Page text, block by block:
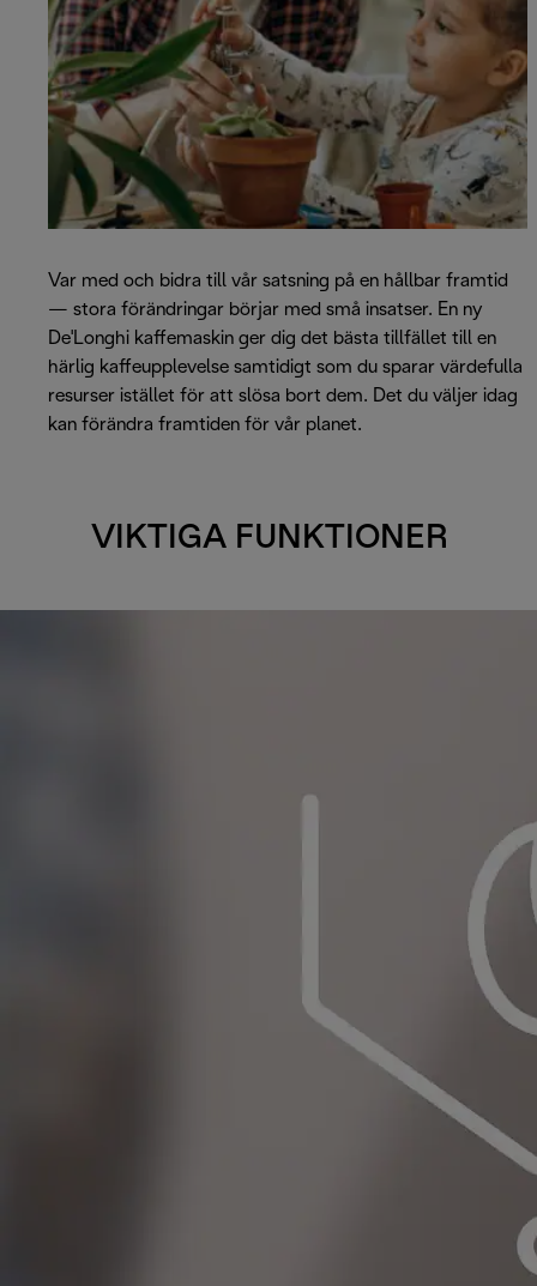
Var med och bidra till vår satsning på en hållbar framtid
— stora förändringar börjar med små insatser. En ny
De'Longhi kaffemaskin ger dig det bästa tillfället till en
härlig kaffeupplevelse samtidigt som du sparar värdefulla
resurser istället för att slösa bort dem. Det du väljer idag
kan förändra framtiden för vår planet.
VIKTIGA FUNKTIONER